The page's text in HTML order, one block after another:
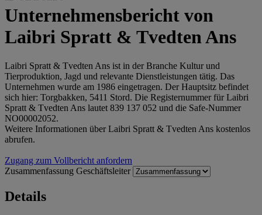
Unternehmensbericht von
Laibri Spratt & Tvedten Ans
Laibri Spratt & Tvedten Ans ist in der Branche Kultur und
Tierproduktion, Jagd und relevante Dienstleistungen tätig. Das
Unternehmen wurde am 1986 eingetragen. Der Hauptsitz befindet
sich hier: Torgbakken, 5411 Stord. Die Registernummer für Laibri
Spratt & Tvedten Ans lautet 839 137 052 und die Safe-Nummer
NO00002052.
Weitere Informationen über Laibri Spratt & Tvedten Ans kostenlos
abrufen.
Zugang zum Vollbericht anfordern
Zusammenfassung Geschäftsleiter
Details